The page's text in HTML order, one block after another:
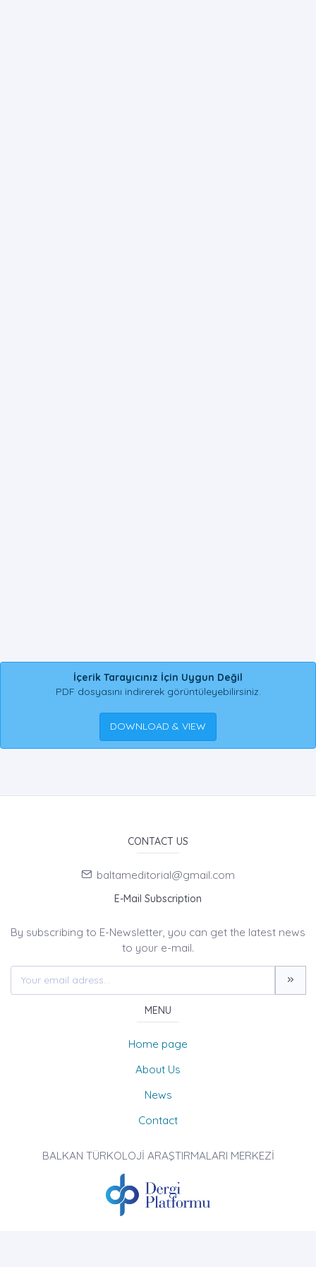
İçerik Tarayıcınız İçin Uygun Değil
PDF dosyasını indirerek görüntüleyebilirsiniz.
DOWNLOAD & VIEW
CONTACT US
baltameditorial@gmail.com
E-Mail Subscription
By subscribing to E-Newsletter, you can get the latest news
to your e-mail.
MENU
Home page
About Us
News
Contact
BALKAN TÜRKOLOJİ ARAŞTIRMALARI MERKEZİ